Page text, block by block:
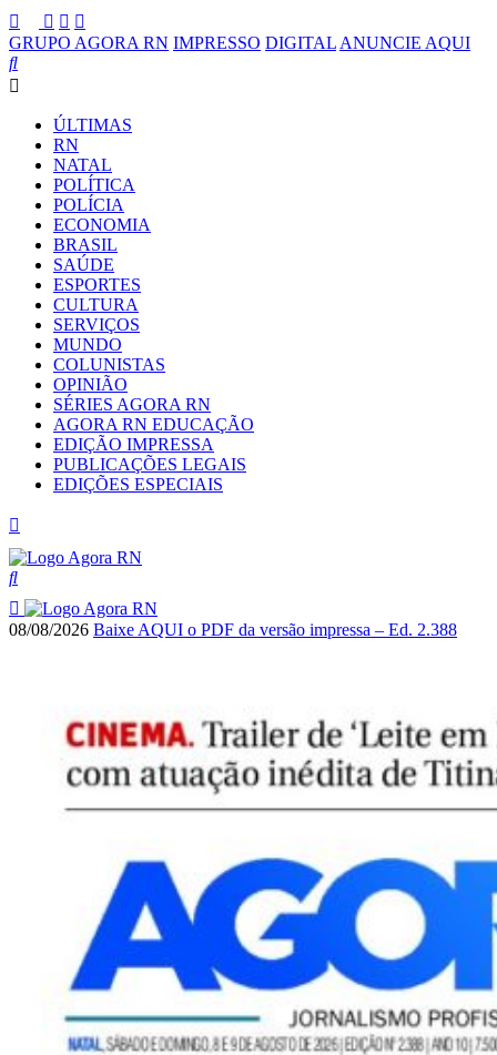
GRUPO AGORA RN IMPRESSO DIGITAL ANUNCIE AQUI
ÚLTIMAS
RN
NATAL
POLÍTICA
POLÍCIA
ECONOMIA
BRASIL
SAÚDE
ESPORTES
CULTURA
SERVIÇOS
MUNDO
COLUNISTAS
OPINIÃO
SÉRIES AGORA RN
AGORA RN EDUCAÇÃO
EDIÇÃO IMPRESSA
PUBLICAÇÕES LEGAIS
EDIÇÕES ESPECIAIS
08/08/2026 Baixe AQUI o PDF da versão impressa – Ed. 2.388